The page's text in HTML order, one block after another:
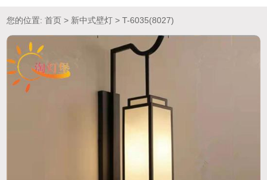
您的位置:首页 > 新中式壁灯 > T-6035(8027)